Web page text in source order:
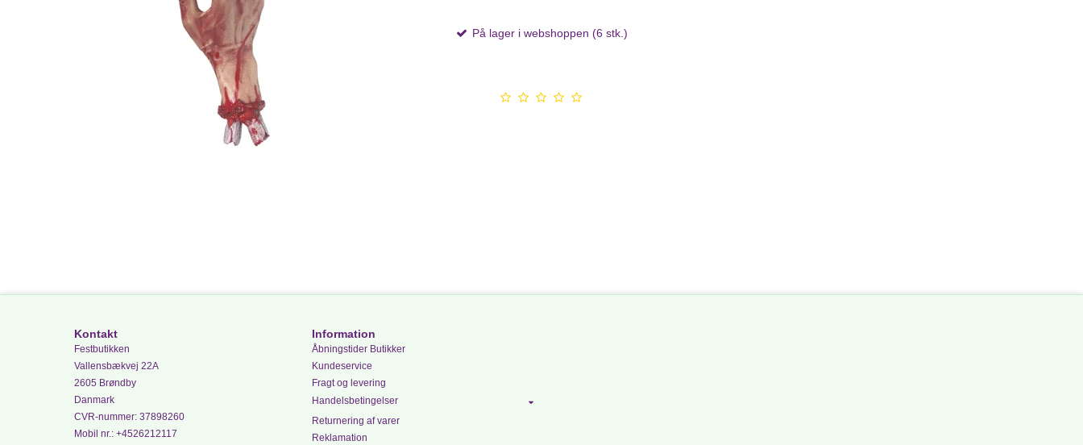
På lager i webshoppen (6 stk.)
Kontakt
Festbutikken
Vallensbækvej 22A
2605 Brøndby
Danmark
CVR-nummer: 37898260
Mobil nr.: +4526212117
Information
Åbningstider Butikker
Kundeservice
Fragt og levering
Handelsbetingelser
Returnering af varer
Reklamation